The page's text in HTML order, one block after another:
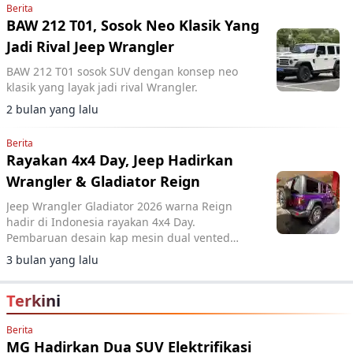
Berita
BAW 212 T01, Sosok Neo Klasik Yang
Jadi Rival Jeep Wrangler
BAW 212 T01 sosok SUV dengan konsep neo
klasik yang layak jadi rival Wrangler.
2 bulan yang lalu
Berita
Rayakan 4x4 Day, Jeep Hadirkan
Wrangler & Gladiator Reign
Jeep Wrangler Gladiator 2026 warna Reign
hadir di Indonesia rayakan 4x4 Day.
Pembaruan desain kap mesin dual vented
hood dan easy-to-remove door tingkatkan
fleksibilitas off-road.
3 bulan yang lalu
Terkini
Berita
MG Hadirkan Dua SUV Elektrifikasi